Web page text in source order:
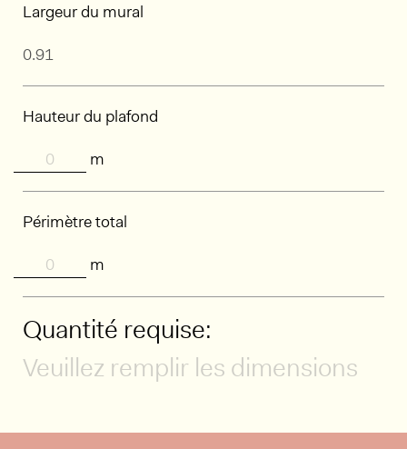
Largeur du mural
Hauteur du plafond
m
Périmètre total
m
Quantité requise:
Veuillez remplir les dimensions